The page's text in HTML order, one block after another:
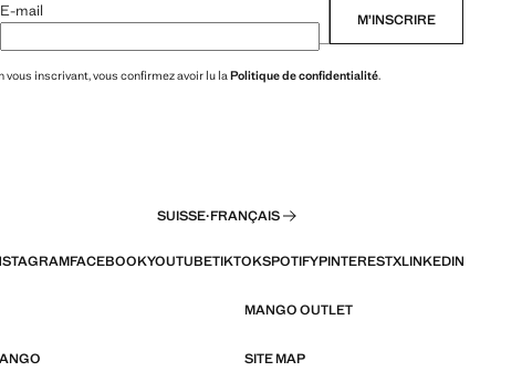
E-mail M’INSCRIRE
vous inscrivant, vous confirmez avoir lu laPolitique de confidentialité.
SUISSE·FRANÇAIS
FACEBOOKYOUTUBETIKTOKSPOTIFYPINTERESTXLINKEDIN
MANGO OUTLET
SITE MAP